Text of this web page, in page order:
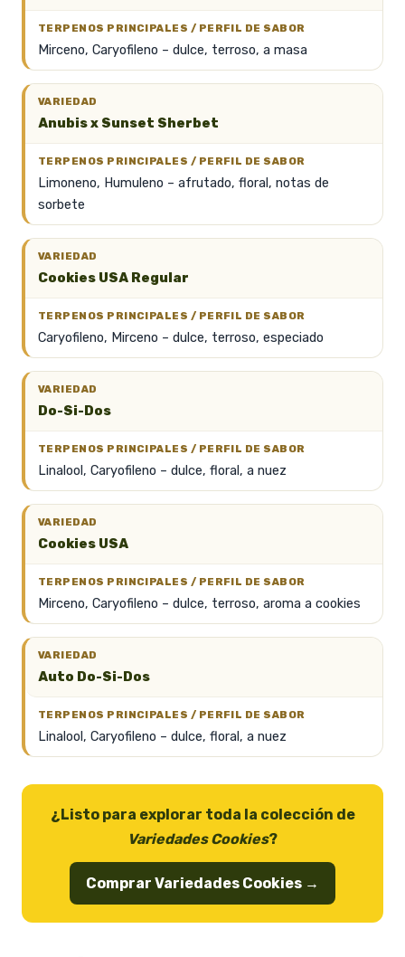
Mirceno, Caryofileno – dulce, terroso, a masa
Anubis x Sunset Sherbet
Limoneno, Humuleno – afrutado, floral, notas de
sorbete
Cookies USA Regular
Caryofileno, Mirceno – dulce, terroso, especiado
Do-Si-Dos
Linalool, Caryofileno – dulce, floral, a nuez
Cookies USA
Mirceno, Caryofileno – dulce, terroso, aroma a cookies
Auto Do-Si-Dos
Linalool, Caryofileno – dulce, floral, a nuez
¿Listo para explorar toda la colección de
Variedades Cookies?
Comprar Variedades Cookies →